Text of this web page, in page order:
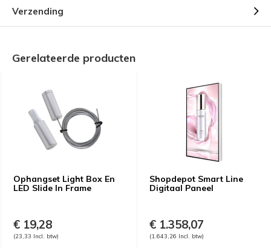
Verzending
Gerelateerde producten
Ophangset Light Box En
LED Slide In Frame
€ 19,28
(23,33 Incl. btw)
Shopdepot Smart Line
Digitaal Paneel
€ 1.358,07
(1.643,26 Incl. btw)